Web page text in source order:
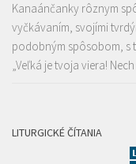
Kanaánčanky rôznym
vyčkávaním, svojími
podobným spôsobom, s
„Veľká je tvoja viera!
LITURGICKÉ ČÍTANIA